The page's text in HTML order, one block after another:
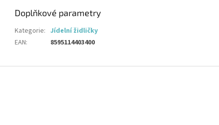
Doplňkové parametry
Kategorie: Jídelní židličky
EAN: 8595114403400